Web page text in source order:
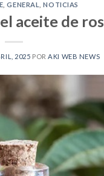
,GENERAL ,NOTICIAS
aceite de
2025 PORAKI WEB NEWS